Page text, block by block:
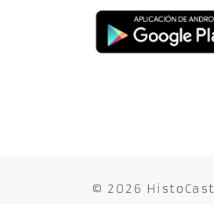
© 2026 HistoCast